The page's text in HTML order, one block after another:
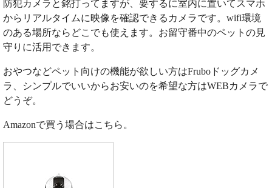
防犯カメラと銘打ってますが、要するに室内に置いてスマホ
からリアルタイムに映像を確認できるカメラです。wifi環境
のある場所ならどこでも使えます。お留守番中のペットの見
守りに活用できます。
おやつなどペット向けの機能が欲しい方はFruboドッグカメ
ラ、シンプルでいいからお安いのを希望な方はWEBカメラで
どうぞ。
Amazonで買う場合はこちら。